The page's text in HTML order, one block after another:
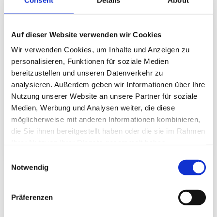
Auf dieser Website verwenden wir Cookies
Wir verwenden Cookies, um Inhalte und Anzeigen zu
personalisieren, Funktionen für soziale Medien
bereitzustellen und unseren Datenverkehr zu
analysieren. Außerdem geben wir Informationen über Ihre
Nutzung unserer Website an unsere Partner für soziale
Medien, Werbung und Analysen weiter, die diese
möglicherweise mit anderen Informationen kombinieren,
die Sie ihnen bereitgestellt haben oder die sie im Rahmen
Selection
Notwendig
Präferenzen
KI-Verordnung frühzeitig angehen und
richtig umsetzen
Die KI-Verordnung wird eure
Geschäftswelt in Europa nachhaltig
verändern – ähnlich wie die DSGVO.
Wenn ihr jetzt nicht handelt, riskiert ihr
nicht nur empfindliche Strafen, sondern